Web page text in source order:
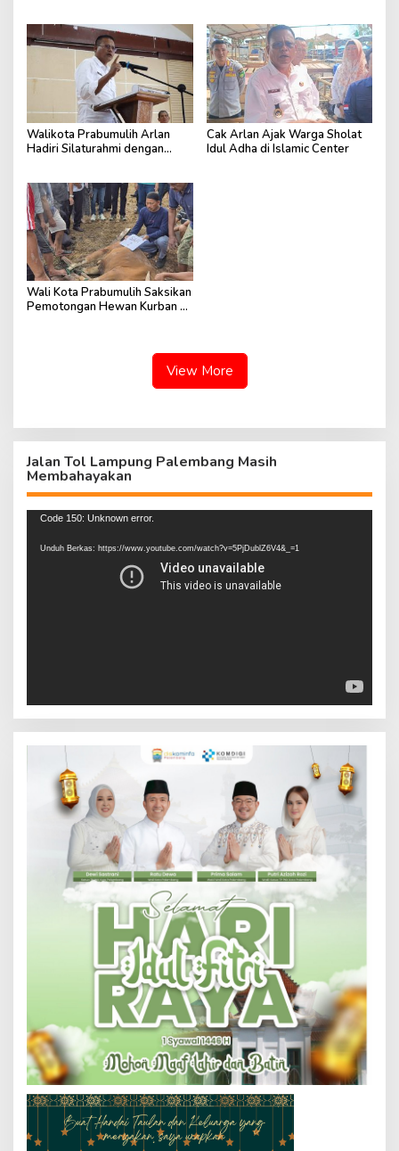
Walikota Prabumulih Arlan
Hadiri Silaturahmi dengan
Cak Arlan Ajak Warga Sholat
Idul Adha di Islamic Center
Wali Kota Prabumulih Saksikan
Pemotongan Hewan Kurban di
View More
Jalan Tol Lampung Palembang Masih
Membahayakan
Pemutar
Code 150: Unknown error.
Unduh Berkas: https://www.youtube.com/watch?v=5PjDublZ6V4&_=1